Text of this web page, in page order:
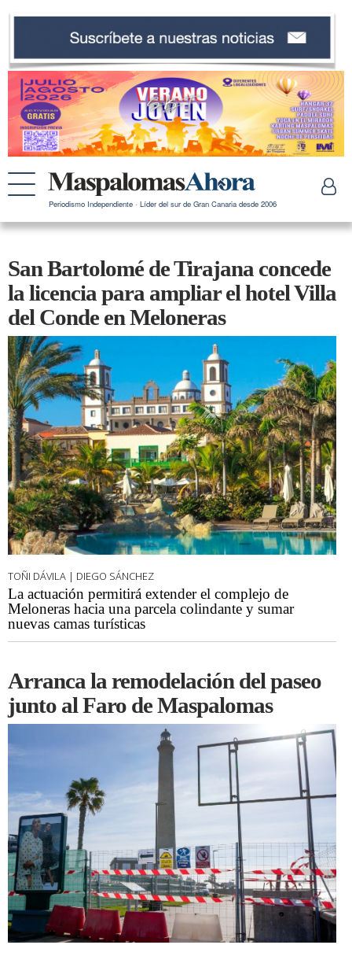
Periodismo Independiente · Líder del sur de Gran Canaria desde 2006
San Bartolomé de Tirajana concede
la licencia para ampliar el hotel Villa
del Conde en Meloneras
TOÑI DÁVILA | DIEGO SÁNCHEZ
La actuación permitirá extender el complejo de
Meloneras hacia una parcela colindante y sumar
nuevas camas turísticas
Arranca la remodelación del paseo
junto al Faro de Maspalomas